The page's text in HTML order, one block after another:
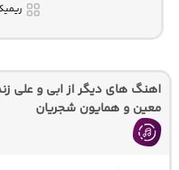
اهنگ های دیگر از ابی و علی
معین و همایون شجریان